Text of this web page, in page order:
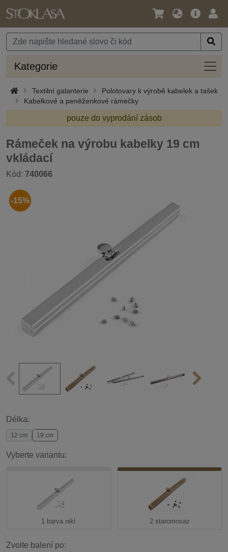
Jazyk
Měna
Hlavní
Kategorie
Textilní galanterie
Polotovary k výrobě kabelek a tašek
Kabelkové a peněženkové rámečky
pouze do vyprodání zásob
Rámeček na výrobu kabelky 19 cm
vkládací
Kód: 740066
-15%
Délka:
12 cm 19 cm
Vyberte variantu:
1 barva nikl 2 staromosaz
Zvolte balení po: